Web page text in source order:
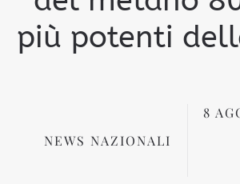
più potenti
NEWS NAZIONALI
8